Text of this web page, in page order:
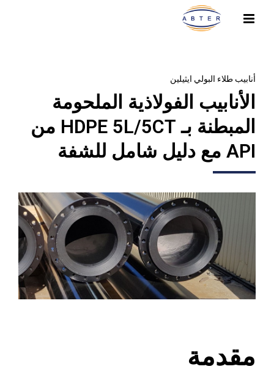
أنابيب طلاء البولي ايثيلين
الأنابيب الفولاذية الملحومة
المبطنة بـ HDPE 5L/5CT من
API مع دليل شامل للشفة
مقدمة